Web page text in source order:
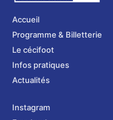
Accueil
Programme & Billetterie
Le cécifoot
Infos pratiques
Actualités
Instagram